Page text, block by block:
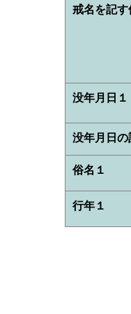
戒名を記す
没年月日１
没年月日の
俗名１
行年１